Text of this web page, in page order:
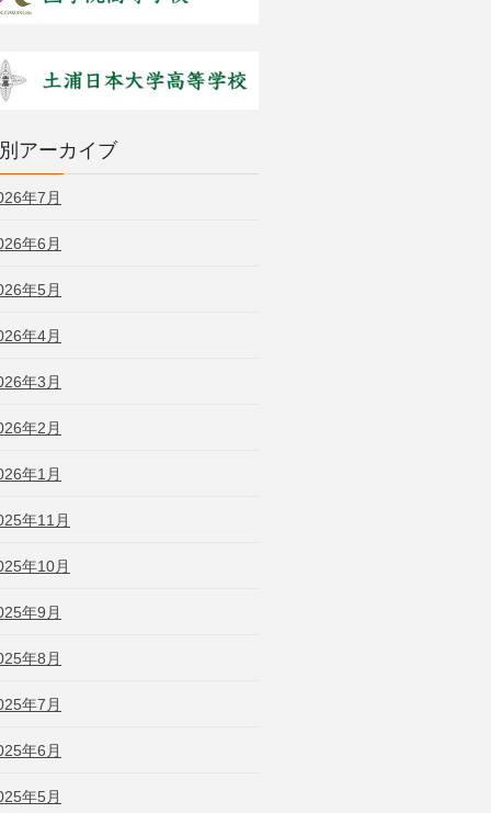
アーカイブ
年7月
年6月
年5月
年4月
年3月
年2月
年1月
年11月
年10月
年9月
年8月
年7月
年6月
年5月